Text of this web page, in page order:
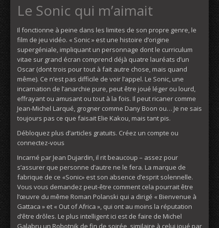
Le Sonic qui m’aimait
Il fonctionne à peine dans les limites de son propre genre, le
film de jeu vidéo. « Sonic » est une histoire d’origine
supergéniale, impliquant un personnage dont le curriculum
vitae sur grand écran comprend déjà quatre lauréats d’un
Oscar (dont trois pour tout à fait autre chose, mais quand
même). Ce n’est pas difficile de voir l’appel. Le Sonic, une
incarnation de l’anarchie pure, peut être joué léger ou lourd,
effrayant ou amusant ou tout à la fois. Il peut ricaner comme
Jean-Michel Larqué, grogner comme Dany Boon ou… Je ne sais
toujours pas ce que faisait Elie Kakou, mais tant pis.
Débloquez plus d’articles gratuits. Créez un compte ou
connectez-vous
Incarné par Jean Dujardin, il rit beaucoup – assez pour
s’assurer que personne d’autre ne le fera. La marque de
fabrique de ce «Sonic» est son absence d’esprit solennelle.
Vous vous demandez peut-être comment cela pourrait être
l’œuvre du même Roman Polanski qui a dirigé « Bienvenue à
Gattaca » et « Out of Africa », qui ont au moins la réputation
d’être drôles. Le plus intelligent ici est de faire de Michel
Galabru un Robotnik de fin de soirée, similaire à celui joué par